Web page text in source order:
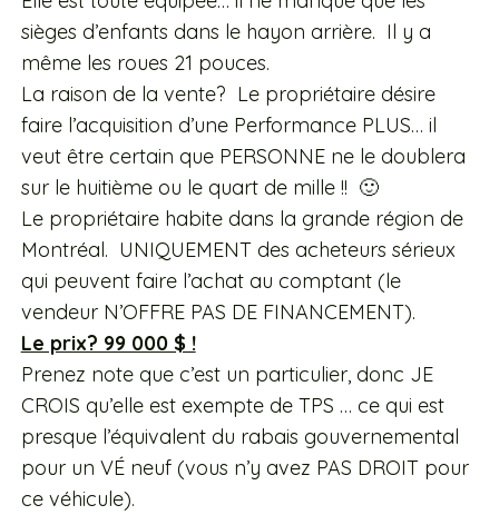
sièges d’enfants dans le hayon arrière. Il y a
même les roues 21 pouces.
La raison de la vente? Le propriétaire désire
faire l’acquisition d’une Performance PLUS… il
veut être certain que PERSONNE ne le doublera
sur le huitième ou le quart de mille !! 🙂
Le propriétaire habite dans la grande région de
Montréal. UNIQUEMENT des acheteurs sérieux
qui peuvent faire l’achat au comptant (le
vendeur N’OFFRE PAS DE FINANCEMENT).
Le prix? 99 000 $ !
Prenez note que c’est un particulier, donc JE
CROIS qu’elle est exempte de TPS … ce qui est
presque l’équivalent du rabais gouvernemental
pour un VÉ neuf (vous n’y avez PAS DROIT pour
ce véhicule).